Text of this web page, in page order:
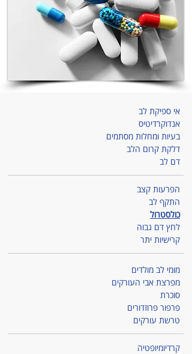
אי ספיקת לב
אנדוקרדיטיס
בעיות ומחלות מסתמים
דלקת קרום הלב
דם לב
הפרעות קצב
התקף לב
כולסטרול
לחץ דם גבוה
קרישיות יתר
מומי לב מולדים
מפרצת אבי העורקים
סוכרת
פרפור פרוזדורים
טרשת עורקים
קרדיומיופטיה